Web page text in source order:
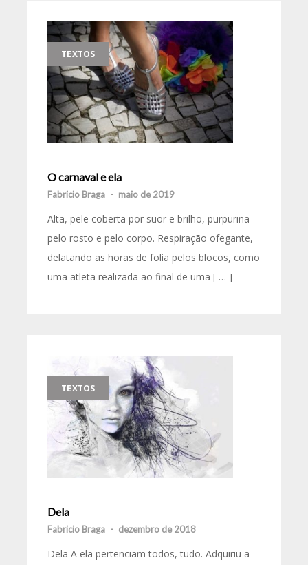
TEXTOS
O carnaval e ela
Fabricio Braga - maio de 2019
Alta, pele coberta por suor e brilho, purpurina
pelo rosto e pelo corpo. Respiração ofegante,
delatando as horas de folia pelos blocos, como
uma atleta realizada ao final de uma [ … ]
TEXTOS
Dela
Fabricio Braga - dezembro de 2018
Dela A ela pertenciam todos, tudo. Adquiriu a